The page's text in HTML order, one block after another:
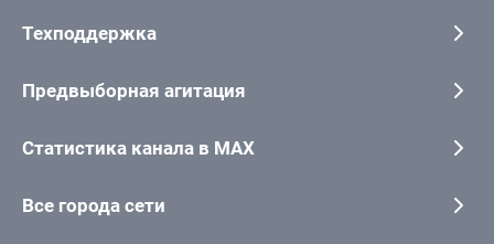
Техподдержка
Предвыборная агитация
Статистика канала в MAX
Все города сети